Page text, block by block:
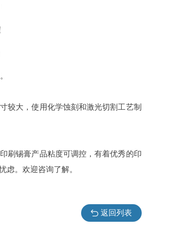
较大，使用化学蚀刻和激光切割工艺制
刷锡膏产品粘度可调控，有着优秀的印
虑。欢迎咨询了解。
返回列表